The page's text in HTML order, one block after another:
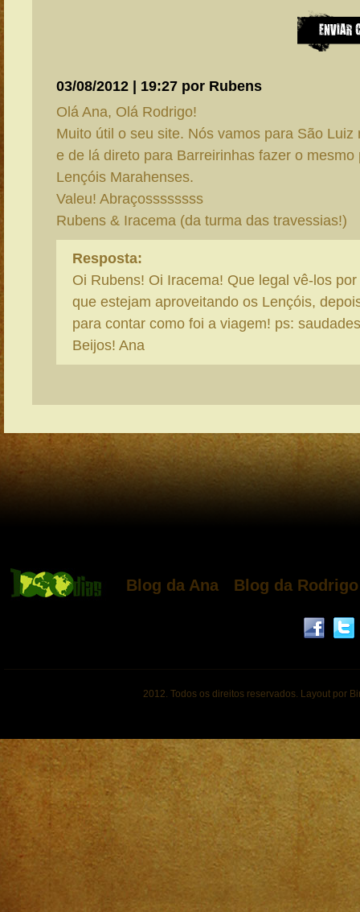
03/08/2012 | 19:27 por Rubens
Olá Ana, Olá Rodrigo!
Muito útil o seu site. Nós vamos para São Luiz
e de lá direto para Barreirinhas fazer o mesmo
Lençóis Marahenses.
Valeu! Abraçossssssss
Rubens & Iracema (da turma das travessias!)
Resposta:
Oi Rubens! Oi Iracema! Que legal vê-los
que estejam aproveitando os Lençóis,
para contar como foi a viagem! ps:
Beijos! Ana
Blog da Ana Blog da Rodrigo
2012. Todos os direitos reservados. Layout por